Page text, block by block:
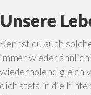
Unsere
Kennst du auch
immer wieder
wiederholend gleich
dich stets in die